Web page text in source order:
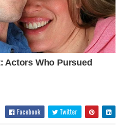
Facebook Twitter